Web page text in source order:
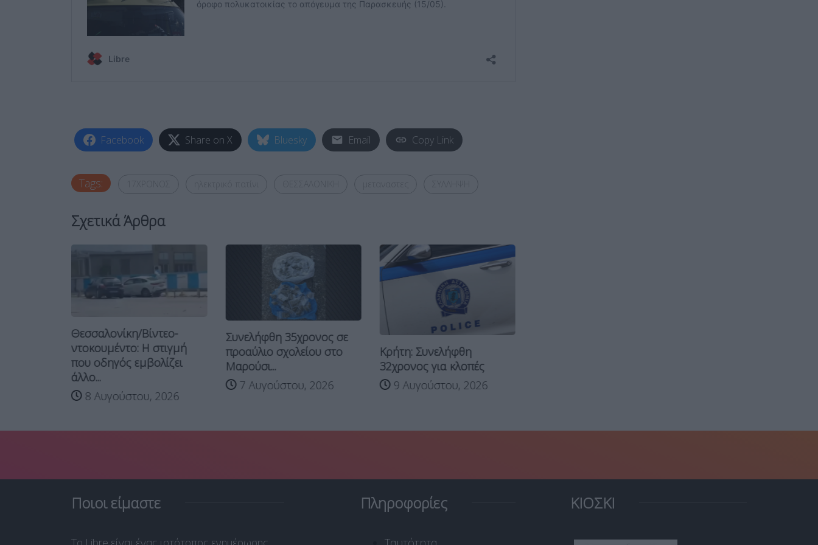
Facebook Share on X Bluesky Email Copy Link
Tags:
Σχετικά Άρθρα
Θεσσαλονίκη/Βίντεο-
ντοκουμέντο: Η στιγμή
που οδηγός εμβολίζει
άλλο...
8 Αυγούστου, 2026
Συνελήφθη 35χρονος σε
προαύλιο σχολείου στο
Μαρούσι...
7 Αυγούστου, 2026
Κρήτη: Συνελήφθη
32χρονος για κλοπές
9 Αυγούστου, 2026
Ποιοι είμαστε
Το Libre είναι ένας ιστότοπος ενημέρωσης
Πληροφορίες ΚΙΟΣΚΙ